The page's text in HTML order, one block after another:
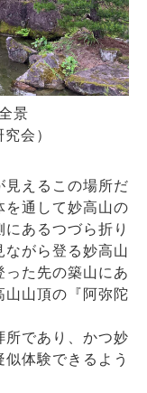
景
会）
えるこの場所だ
を通して妙高山の
あるつづら折り
がら登る妙高山
た先の築山にあ
山山頂の『阿弥陀
所であり、かつ妙
体験できるよう